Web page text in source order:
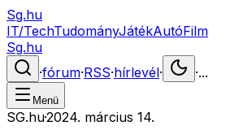
Sg.hu
IT/TechTudományJátékAutóFilm
Sg.hu
·fórum·RSS·hírlevél· ·...
Menü
SG.hu·2024. március 14.